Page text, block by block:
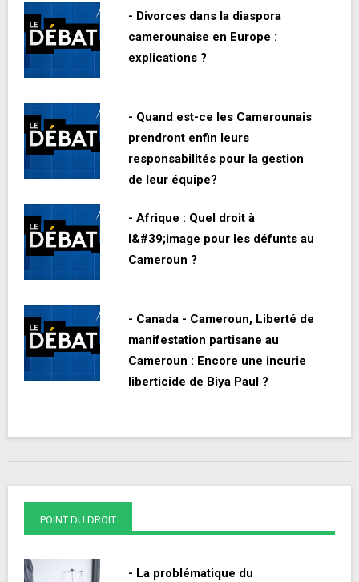
- Divorces dans la diaspora
camerounaise en Europe :
explications ?
- Quand est-ce les Camerounais
prendront enfin leurs
responsabilités pour la gestion
de leur équipe?
- Afrique : Quel droit à
l&#39;image pour les défunts au
Cameroun ?
- Canada - Cameroun, Liberté de
manifestation partisane au
Cameroun : Encore une incurie
liberticide de Biya Paul ?
POINT DU DROIT
- La problématique du